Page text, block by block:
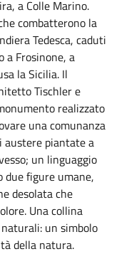
a Colle Marino.
combatterono la
Tedesca, caduti
a Frosinone, a
la Sicilia. Il
Tischler e
realizzato
una comunanza
austere piantate a
un linguaggio
due figure umane,
desolata che
Una collina
un simbolo
della natura.